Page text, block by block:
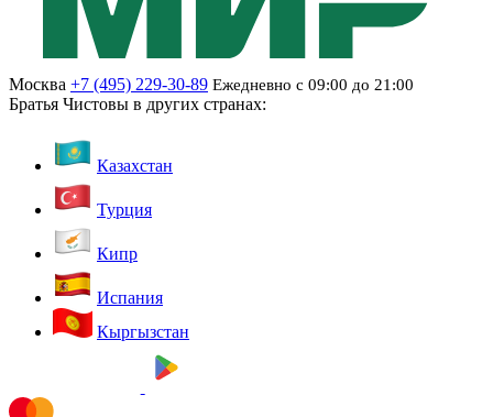
Москва +7 (495) 229-30-89 Ежедневно с 09:00 до 21:00
Братья Чистовы в других странах:
Казахстан
Турция
Кипр
Испания
Кыргызстан